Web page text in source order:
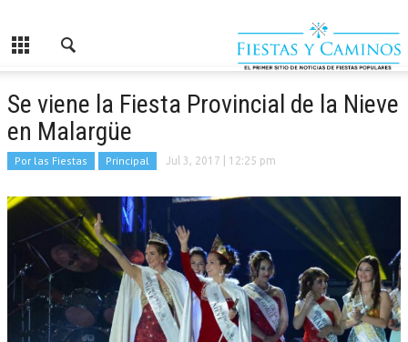
Se viene la Fiesta Provincial de la Nieve
en Malargüe
Por las Fiestas Principal Jul 3, 2017 | 12:25 pm